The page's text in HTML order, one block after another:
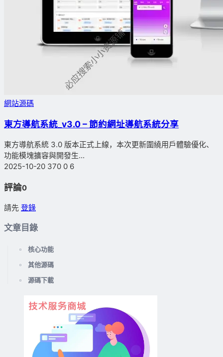
網站源碼
東方導航系統_v3.0 – 節約網址導航系統分享
東方導航系統 3.0 版本正式上線，本次更新圍繞用戶體驗優化、
功能模塊擴容與開發生...
2025-10-20 370 0 6
評論0
請先 登錄
文章目錄
核心功能
其他源碼
源碼下載